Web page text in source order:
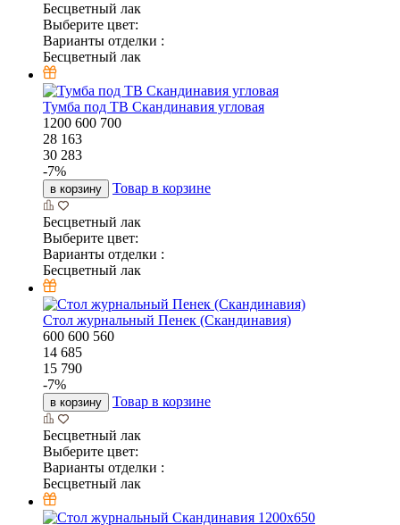
Бесцветный лак
Выберите цвет:
Варианты отделки :
Бесцветный лак
Тумба под ТВ Скандинавия угловая
1200 600 700
28 163
30 283
-7%
в корзину Товар в корзине
Бесцветный лак
Выберите цвет:
Варианты отделки :
Бесцветный лак
Стол журнальный Пенек (Скандинавия)
600 600 560
14 685
15 790
-7%
в корзину Товар в корзине
Бесцветный лак
Выберите цвет:
Варианты отделки :
Бесцветный лак